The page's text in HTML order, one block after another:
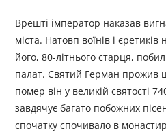
Врешті імператор наказав
міста. Натовп воїнів і
його, 80-літнього старця,
палат. Святий Герман прожив
помер він у великій святості
завдячує багато побожних
спочатку спочивало в